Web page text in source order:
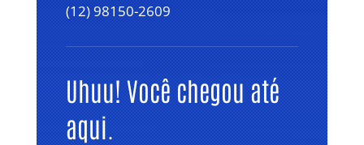
(12) 98150-2609
Uhuu! Você chegou até
aqui.